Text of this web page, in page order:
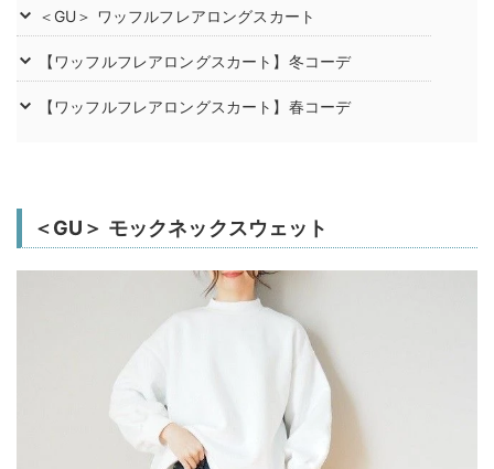
＜GU＞ ワッフルフレアロングスカート
【ワッフルフレアロングスカート】冬コーデ
【ワッフルフレアロングスカート】春コーデ
＜GU＞ モックネックスウェット